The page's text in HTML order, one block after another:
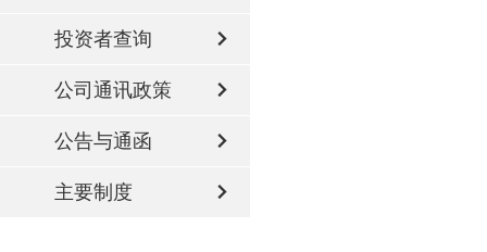
投资者查询
公司通讯政策
公告与通函
主要制度